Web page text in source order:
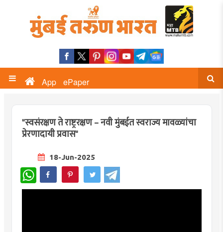
App ePaper
"स्वसंरक्षण ते राष्ट्ररक्षण – नवी मुंबईत स्वराज्य मावळ्यांचा
प्रेरणादायी प्रवास"
18-Jun-2025
WhatsApp